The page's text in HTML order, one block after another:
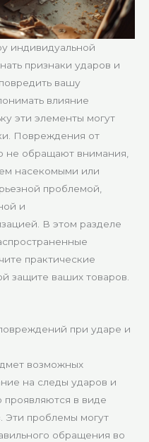
индивидуальной
признаки ударов и
вашу
влияние
эти элементы могут
Повреждения от
не обращают внимания,
насекомыми или
проблемой,
и
В этом разделе
практические
защите ваших товаров.
при ударе и
возможных
на следы ударов и
проявляются в виде
Эти проблемы могут
обращения во